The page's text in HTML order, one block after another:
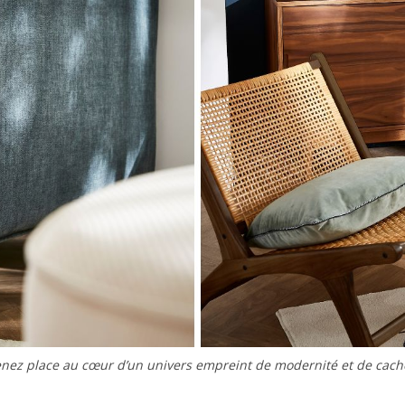
place au cœur d’un univers empreint de modernité et de